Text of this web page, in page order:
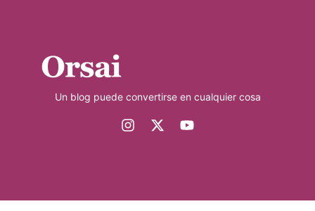
Un blog puede convertirse en cualquier cosa